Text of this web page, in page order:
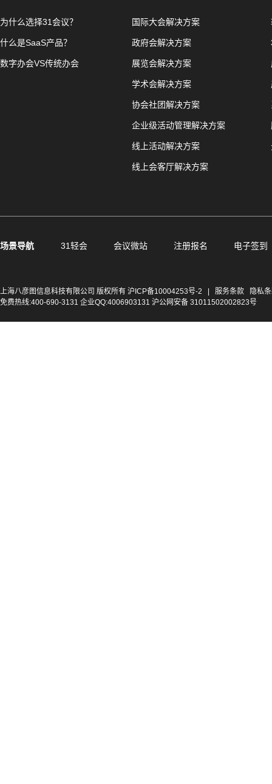
为什么选择31会议？
什么是SaaS产品？
数字办会VS传统办会
国际大会解决方案
政府会解决方案
展览会解决方案
学术会解决方案
协会社团解决方案
企业级活动管理解决方案
线上活动解决方案
线上会客厅解决方案
场景导航 31轻会 会议微站 注册报名 电子签到
上海八彦图信息科技有限公司 版权所有 沪ICP备10004253号-2 服务条款
隐私
免费热线:400-690-3131 企业QQ:4006903131 沪公网安备 31011502002823号